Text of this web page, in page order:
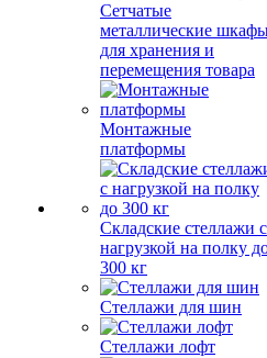
Сетчатые
металлические
для хранения и
перемещения товара
Монтажные
платформы
Складские стеллажи с
нагрузкой на полку
300 кг
Стеллажи для шин
Стеллажи лофт